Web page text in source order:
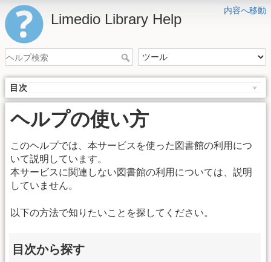
内容へ移動
Limedio Library Help
目次
ヘルプの使い方
このヘルプでは、本サービスを使った図書館の利用につ
いて説明しています。
本サービスに関連しない図書館の利用については、説明
していません。
以下の方法で知りたいことを探してください。
目次から探す